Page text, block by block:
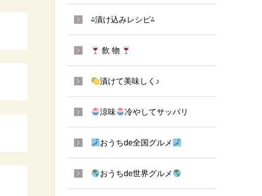
⁂漬け込みレシピ⁂
飲 物
漬けて美味しく♪
涼味 冷やしてサッパリ
おうちde全国グルメ
おうちde世界グルメ